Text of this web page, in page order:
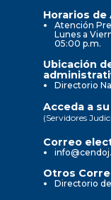
Horarios de
Atención
Lunes a
05:00 p.m.
Ubicación
Directorio
Acceda a
(Servidores
Correo
Otros
Directorio